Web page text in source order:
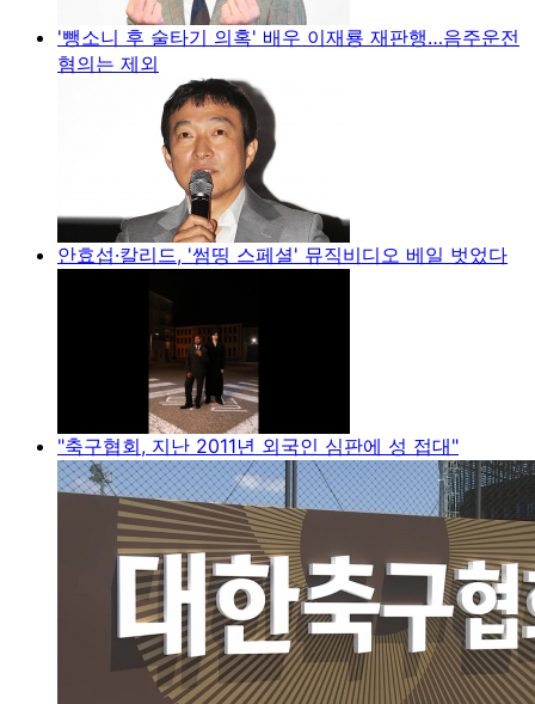
'뺑소니 후 술타기 의혹' 배우 이재룡 재판행…음주운전
혐의는 제외
안효섭·칼리드, '썸띵 스페셜' 뮤직비디오 베일 벗었다
"축구협회, 지난 2011년 외국인 심판에 성 접대"